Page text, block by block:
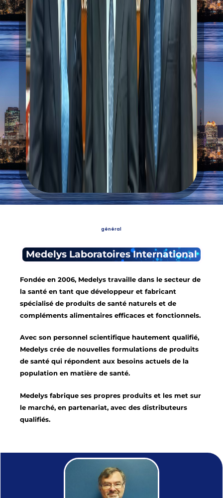
général
Medelys Laboratoires International
Fondée en 2006, Medelys travaille dans le secteur de
la santé en tant que développeur et fabricant
spécialisé de produits de santé naturels et de
compléments alimentaires efficaces et fonctionnels.
Avec son personnel scientifique hautement qualifié,
Medelys crée de nouvelles formulations de produits
de santé qui répondent aux besoins actuels de la
population en matière de santé.
Medelys fabrique ses propres produits et les met sur
le marché, en partenariat, avec des distributeurs
qualifiés.